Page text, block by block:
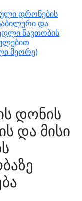
დრონების
და
ნავთობის
მეორე)
დონის
და მისი